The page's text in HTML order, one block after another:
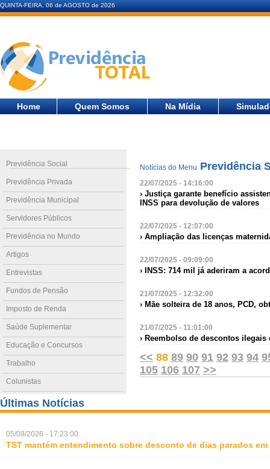
QUINTA-FEIRA, 06 de AGOSTO de 2026
Home Quem Somos Na Mídia
Previdência Social
Previdência Privada
Previdência Municipal
Servidores Públicos
Previdência no Mundo
Artigos
Entrevistas
Fundos de Pensão
Imposto de Renda
Saúde Suplementar
Educação e Concursos
Trabalho
Colunistas
Notícias do Menu Previdência
22/07/2025 - 14:16:00
› Justiça garante benefício
INSS para devolução de valores
22/07/2025 - 12:07:00
› Ampliação das licenças
22/07/2025 - 09:09:00
› INSS: 714 mil já aderiram a
21/07/2025 - 12:32:00
› Mãe solteira de 18 anos, PCD,
21/07/2025 - 11:01:00
› Reembolso de descontos
<< 88 89 90 91 92 93 94
105 106 107 >>
Últimas Notícias
05/08/2026 - 17:23:00
TST mantém entendimento sobre desconto de dias parados